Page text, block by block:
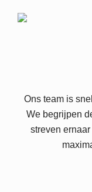
Ons team is
We begrijpen
streven